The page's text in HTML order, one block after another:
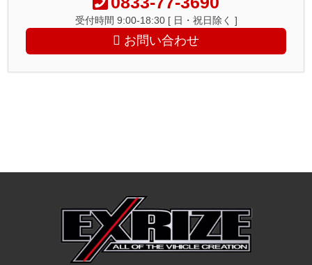
受付時間 9:00-18:30 [ 日・祝日除く ]
お問い合わせ